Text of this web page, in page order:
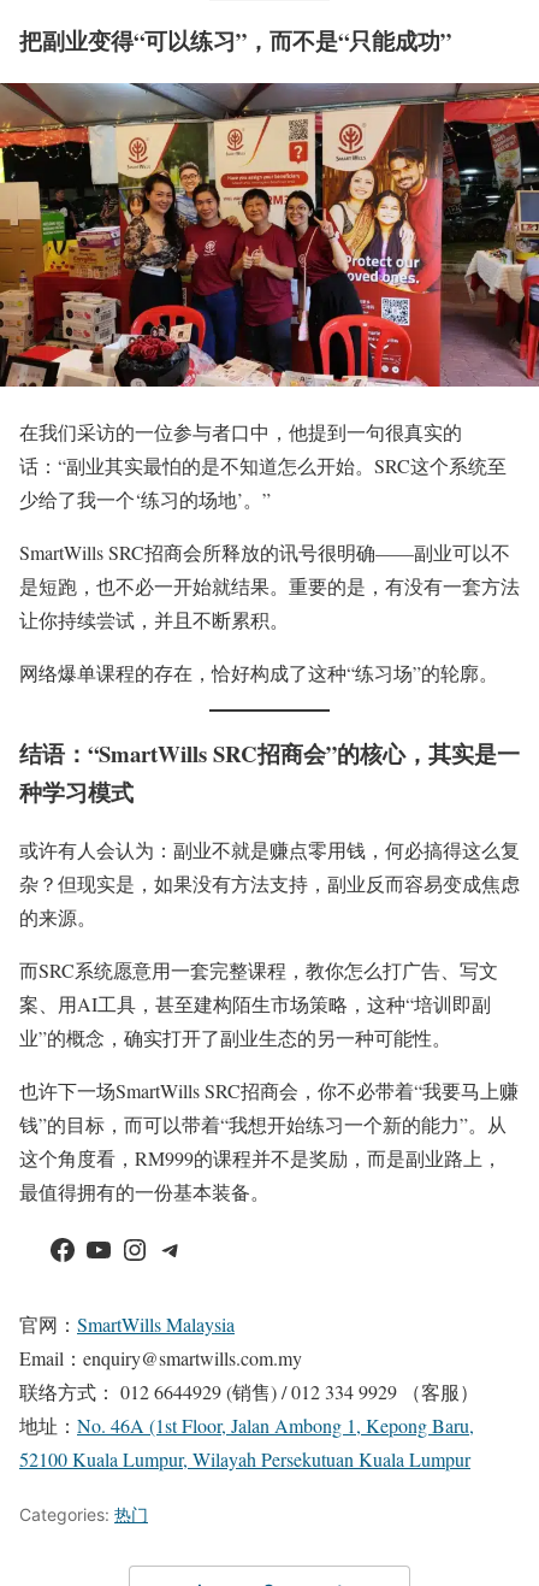
把副业变得“可以练习”，而不是“只能成功”
在我们采访的一位参与者口中，他提到一句很真实的
话：“副业其实最怕的是不知道怎么开始。SRC这个系统至
少给了我一个‘练习的场地’。”
SmartWills SRC招商会所释放的讯号很明确——副业可以不
是短跑，也不必一开始就结果。重要的是，有没有一套方法
让你持续尝试，并且不断累积。
网络爆单课程的存在，恰好构成了这种“练习场”的轮廓。
结语：“SmartWills SRC招商会”的核心，其实是一
种学习模式
或许有人会认为：副业不就是赚点零用钱，何必搞得这么复
杂？但现实是，如果没有方法支持，副业反而容易变成焦虑
的来源。
而SRC系统愿意用一套完整课程，教你怎么打广告、写文
案、用AI工具，甚至建构陌生市场策略，这种“培训即副
业”的概念，确实打开了副业生态的另一种可能性。
也许下一场SmartWills SRC招商会，你不必带着“我要马上赚
钱”的目标，而可以带着“我想开始练习一个新的能力”。从
这个角度看，RM999的课程并不是奖励，而是副业路上，
最值得拥有的一份基本装备。
Facebook YouTube Instagram Telegram
官网： SmartWills Malaysia
Email：enquiry@smartwills.com.my
联络方式： 012 6644929 (销售) / 012 334 9929 （客服）
地址： No. 46A (1st Floor, Jalan Ambong 1, Kepong Baru,
52100 Kuala Lumpur, Wilayah Persekutuan Kuala Lumpur
Categories: 热门